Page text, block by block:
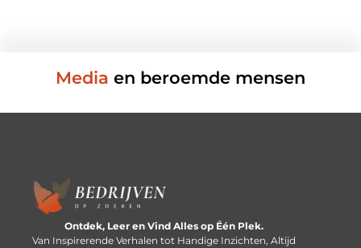
Media en beroemde mensen
Ontdek, Leer en Vind Alles op Één Plek.
Van Inspirerende Verhalen tot Handige Inzichten, Altijd